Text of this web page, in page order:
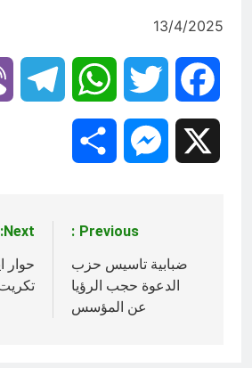
13/4/2025
Facebook
Twitter
WhatsApp
Messenger
المقالات
Previous:
ضبابية تاسيس حزب
الدعوة حجب الرؤيا
عن المؤسس
Next:
حوار